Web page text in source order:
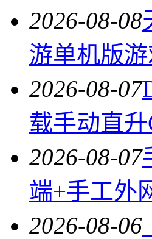
2026-08-08
游单机版
2026-08-07
载手动直
2026-08-07
端+手工外
2026-08-06